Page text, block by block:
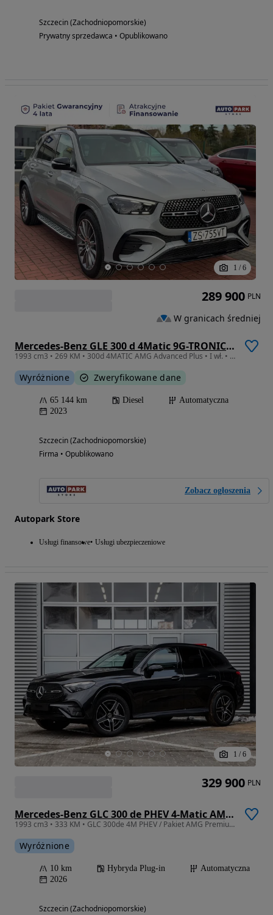
Szczecin (Zachodniopomorskie)
Prywatny sprzedawca • Opublikowano
1 / 6
Mercedes-Benz GLE 300 d 4Matic 9G-TRONIC AMG Line Advanced Plus
1993 cm3 • 269 KM • 300d 4MATIC AMG Advanced Plus • I wł. • Gwarancja do 09.2027
Wyróżnione Zweryfikowane dane
65 144 km Diesel
Automatyczna
2023
Szczecin (Zachodniopomorskie)
Firma • Opublikowano
Zobacz ogłoszenia
Autopark Store
Usługi finansowe Usługi ubezpieczeniowe
289 900 PLN
W granicach średniej
1 / 6
Mercedes-Benz GLC 300 de PHEV 4-Matic AMG Line
1993 cm3 • 333 KM • GLC 300de 4M PHEV / Pakiet AMG Premium Plus / 22129 / DDB Auto
Wyróżnione
10 km Hybryda Plug-in
Automatyczna
2026
Szczecin (Zachodniopomorskie)
329 900 PLN